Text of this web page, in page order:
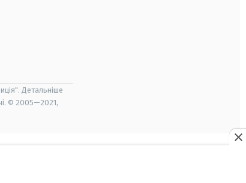
Детальніше
© 2005—2021,